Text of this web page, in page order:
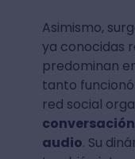
Asimismo,
ya conocidas
predominan
tanto funcionó
red social
audio. Su